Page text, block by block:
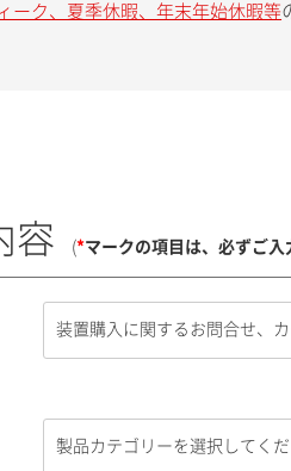
ーク、夏季休暇、年末年始休暇等
容 (*マークの項目は、必ずご入